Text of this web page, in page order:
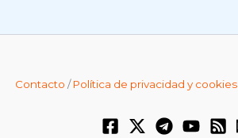
Contacto /Política de privacidad y cookies